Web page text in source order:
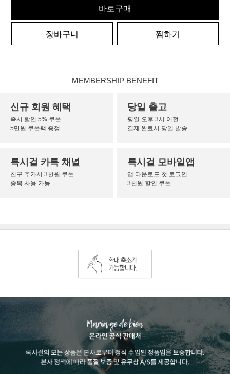
바로구매
장바구니 찜하기
MEMBERSHIP BENEFIT
신규 회원 혜택
즉시 할인 5% 쿠폰
5만원 쿠폰팩 증정
당일 출고
평일 오후 3시 이전
결제 완료시 당일 발송
록시걸 카톡 채널
친구 추가시 3천원 쿠폰
중복 사용 가능
록시걸 모바일앱
앱 다운로드 첫 로그인
3천원 할인 쿠폰